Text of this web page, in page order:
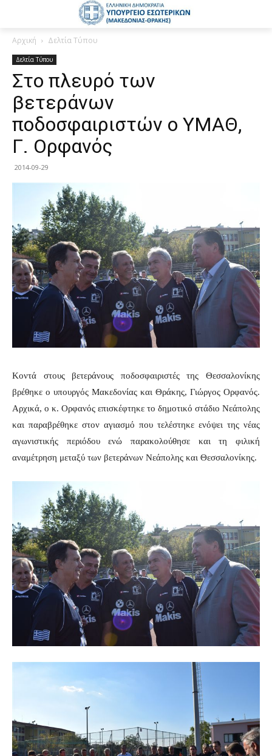
Αρχική Δελτία Τύπου
Δελτία Τύπου
Στο πλευρό των
βετεράνων
ποδοσφαιριστών ο ΥΜΑΘ,
Γ. Ορφανός
2014-09-29
Κοντά στους βετεράνους ποδοσφαιριστές της Θεσσαλονίκης
βρέθηκε ο υπουργός Μακεδονίας και Θράκης, Γιώργος Ορφανός.
Αρχικά, ο κ. Ορφανός επισκέφτηκε το δημοτικό στάδιο Νεάπολης
και παραβρέθηκε στον αγιασμό που τελέστηκε ενόψει της νέας
αγωνιστικής περιόδου ενώ παρακολούθησε και τη φιλική
αναμέτρηση μεταξύ των βετεράνων Νεάπολης και Θεσσαλονίκης.